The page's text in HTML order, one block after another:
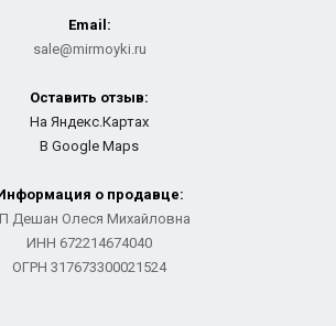
Email:
sale@mirmoyki.ru
Оставить отзыв:
На Яндекс.Картах
В Google Maps
о продавце:
Дешан Олеся Михайловна
ИНН 672214674040
ОГРН 317673300021524